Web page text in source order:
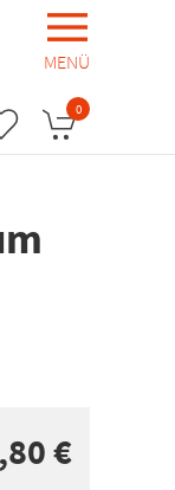
MENÜ
0
€